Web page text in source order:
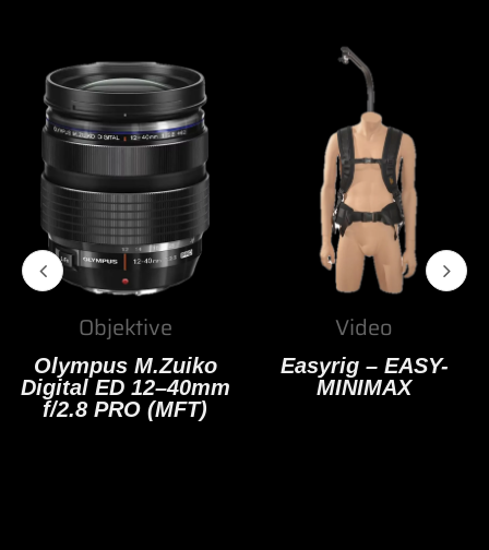
Objektive
Olympus M.Zuiko
Digital ED 12–40mm
f/2.8 PRO (MFT)
Video
Easyrig – EASY-
MINIMAX